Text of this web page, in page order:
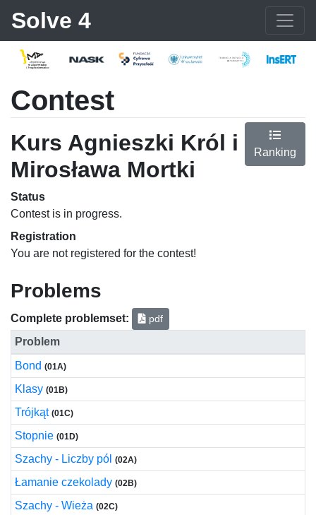
Solve 4
Contest
Kurs Agnieszki Król i
Mirosława Mortki
Ranking
Status
Contest is in progress.
Registration
You are not registered for the contest!
Problems
Complete problemset: pdf
Problem
Bond (01A)
Klasy (01B)
Trójkąt (01C)
Stopnie (01D)
Szachy - Liczby pól (02A)
Łamanie czekolady (02B)
Szachy - Wieża (02C)